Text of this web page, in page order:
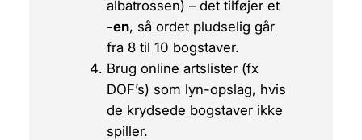
albatrossen) – det tilføjer et
-en, så ordet pludselig går
fra 8 til 10 bogstaver.
Brug online artslister (fx
DOF’s) som lyn-opslag, hvis
de krydsede bogstaver ikke
spiller.